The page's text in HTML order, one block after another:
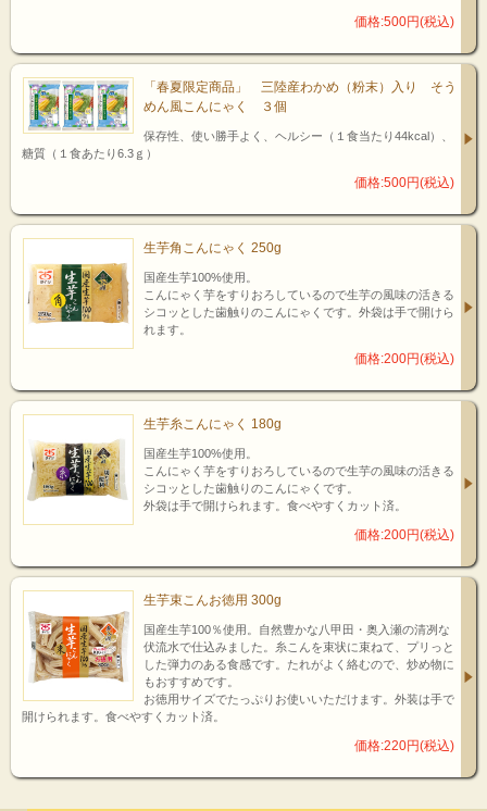
価格:500円(税込)
「春夏限定商品」 三陸産わかめ（粉末）入り そう
めん風こんにゃく ３個
保存性、使い勝手よく、ヘルシー（１食当たり44kcal）、
糖質（１食あたり6.3ｇ）
価格:500円(税込)
生芋角こんにゃく 250g
国産生芋100%使用。
こんにゃく芋をすりおろしているので生芋の風味の活きる
シコッとした歯触りのこんにゃくです。外袋は手で開けら
れます。
価格:200円(税込)
生芋糸こんにゃく 180g
国産生芋100%使用。
こんにゃく芋をすりおろしているので生芋の風味の活きる
シコッとした歯触りのこんにゃくです。
外袋は手で開けられます。食べやすくカット済。
価格:200円(税込)
生芋束こんお徳用 300g
国産生芋100％使用。自然豊かな八甲田・奥入瀬の清冽な
伏流水で仕込みました。糸こんを束状に束ねて、プリっと
した弾力のある食感です。たれがよく絡むので、炒め物に
もおすすめです。
お徳用サイズでたっぷりお使いいただけます。外装は手で
開けられます。食べやすくカット済。
価格:220円(税込)